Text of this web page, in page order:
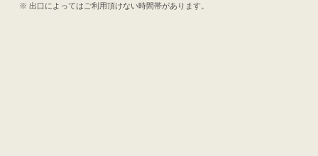
※ 出口によってはご利用頂けない時間帯があります。